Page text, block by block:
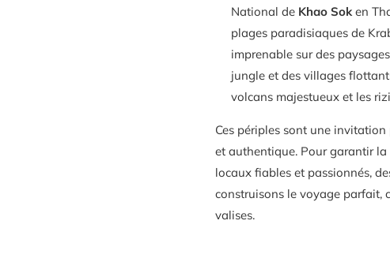
National de Khao Soken
plages paradisiaques de
imprenable sur des
jungle et des villages
volcans majestueux et les
Ces périples sont une
et authentique. Pour garantir la
locaux fiables et passionnés,
construisons le voyage parfait,
valises.